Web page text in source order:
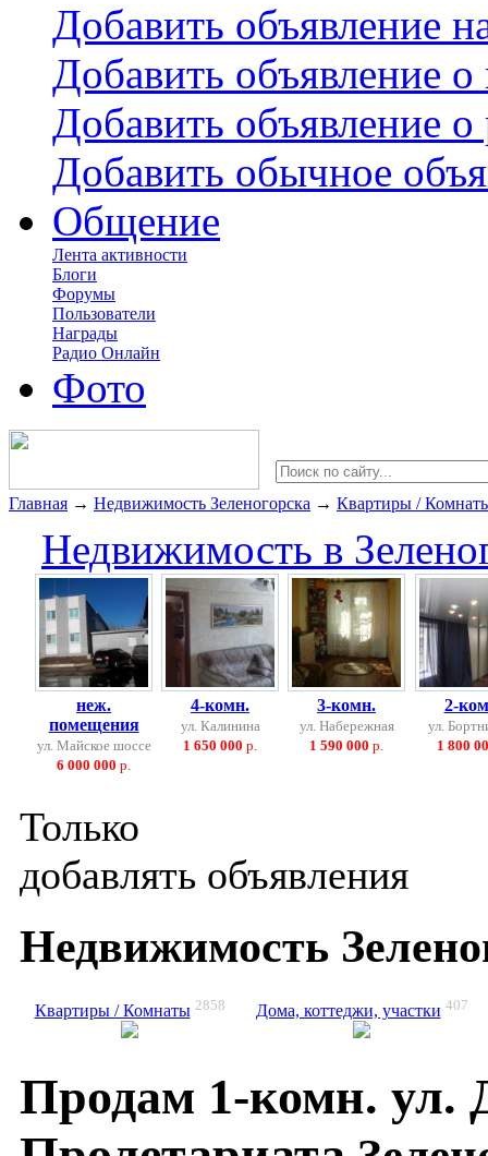
Добавить объявление
Добавить объявление
Добавить объявление о
Добавить обычное
Общение
Лента активности
Блоги
Форумы
Пользователи
Награды
Радио Онлайн
Фото
Главная → Недвижимость Зеленогорска → Квартиры /
Недвижимость в
неж.
помещения
ул. Майское шоссе
6 000 000 р.
4-комн.
ул. Калинина
1 650 000 р.
3-комн.
ул. Набережная
1 590 000 р.
2-
ул.
1 800
Только
добавлять объявления
Недвижимость
Квартиры / Комнаты 2858 Дома, коттеджи, участки 407
Продам 1-комн. ул.